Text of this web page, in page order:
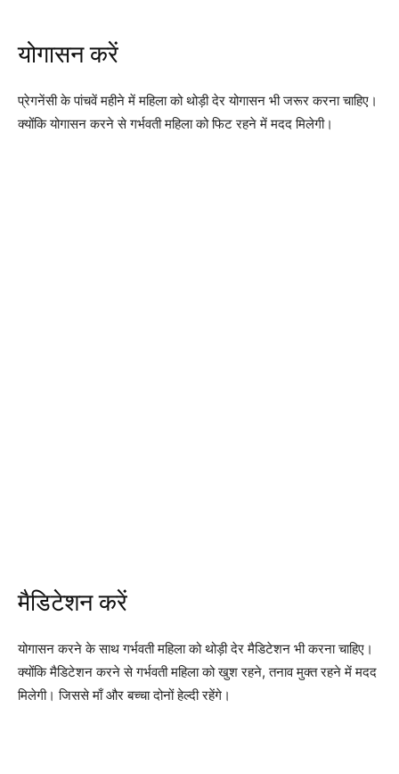
योगासन करें
प्रेगनेंसी के पांचवें महीने में महिला को थोड़ी देर योगासन भी जरूर करना चाहिए।
क्योंकि योगासन करने से गर्भवती महिला को फिट रहने में मदद मिलेगी।
मैडिटेशन करें
योगासन करने के साथ गर्भवती महिला को थोड़ी देर मैडिटेशन भी करना चाहिए।
क्योंकि मैडिटेशन करने से गर्भवती महिला को खुश रहने, तनाव मुक्त रहने में मदद
मिलेगी। जिससे माँ और बच्चा दोनों हेल्दी रहेंगे।